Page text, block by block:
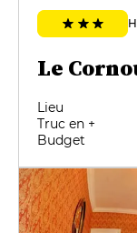
Le
Lieu
Truc en +
Budget